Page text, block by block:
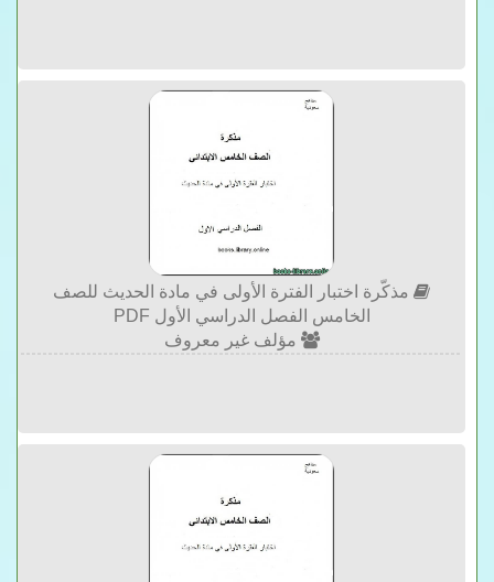
مذكّرة اختبار الفترة الأولى في مادة الحديث للصف
الخامس الفصل الدراسي الأول PDF
مؤلف غير معروف